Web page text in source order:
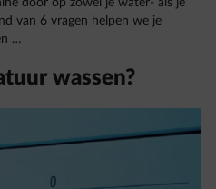
door op zowel je water- als je
van 6 vragen helpen we je
…
wassen?